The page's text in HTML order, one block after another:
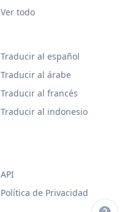
Ver todo
Traducir al español
Traducir al árabe
Traducir al francés
Traducir al indonesio
API
Política de Privacidad